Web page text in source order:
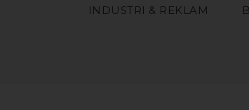
INDUSTRI & REKLAM